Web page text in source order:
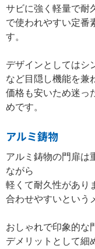
サビに強く軽量で耐
で使われやすい定番
す。
デザインとしてはシ
など目隠し機能を兼
価格も安いため迷っ
めです。
アルミ鋳物
アルミ鋳物の門扉は
ながら
軽くて耐久性があり
合わせやすいという
おしゃれで印象的な
デメリットとして細